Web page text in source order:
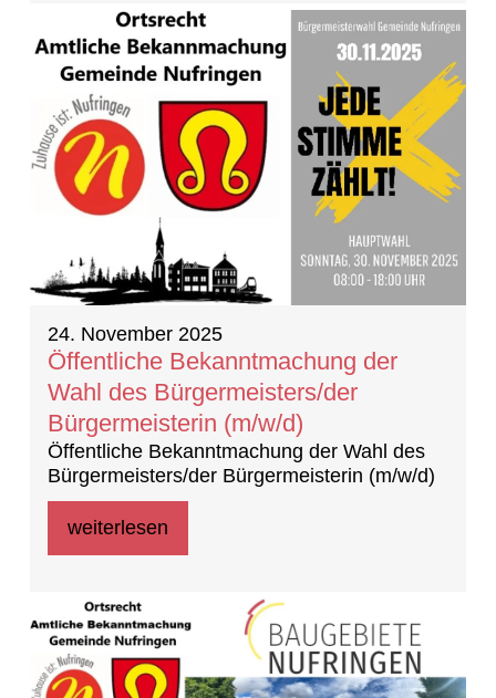
24. November 2025
Öffentliche Bekanntmachung der
Wahl des Bürgermeisters/der
Bürgermeisterin (m/w/d)
Öffentliche Bekanntmachung der Wahl des
Bürgermeisters/der Bürgermeisterin (m/w/d)
weiterlesen